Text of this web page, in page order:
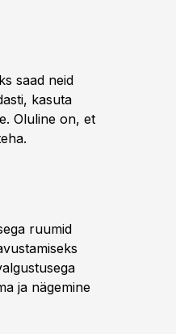
saad neid
kasuta
Oluline on, et
ruumid
ja nägemine